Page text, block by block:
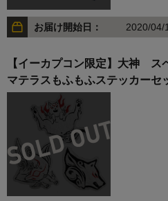
お届け開始日： 2020/04/
【イーカプコン限定】大神
マテラスもふもふステッカーセ